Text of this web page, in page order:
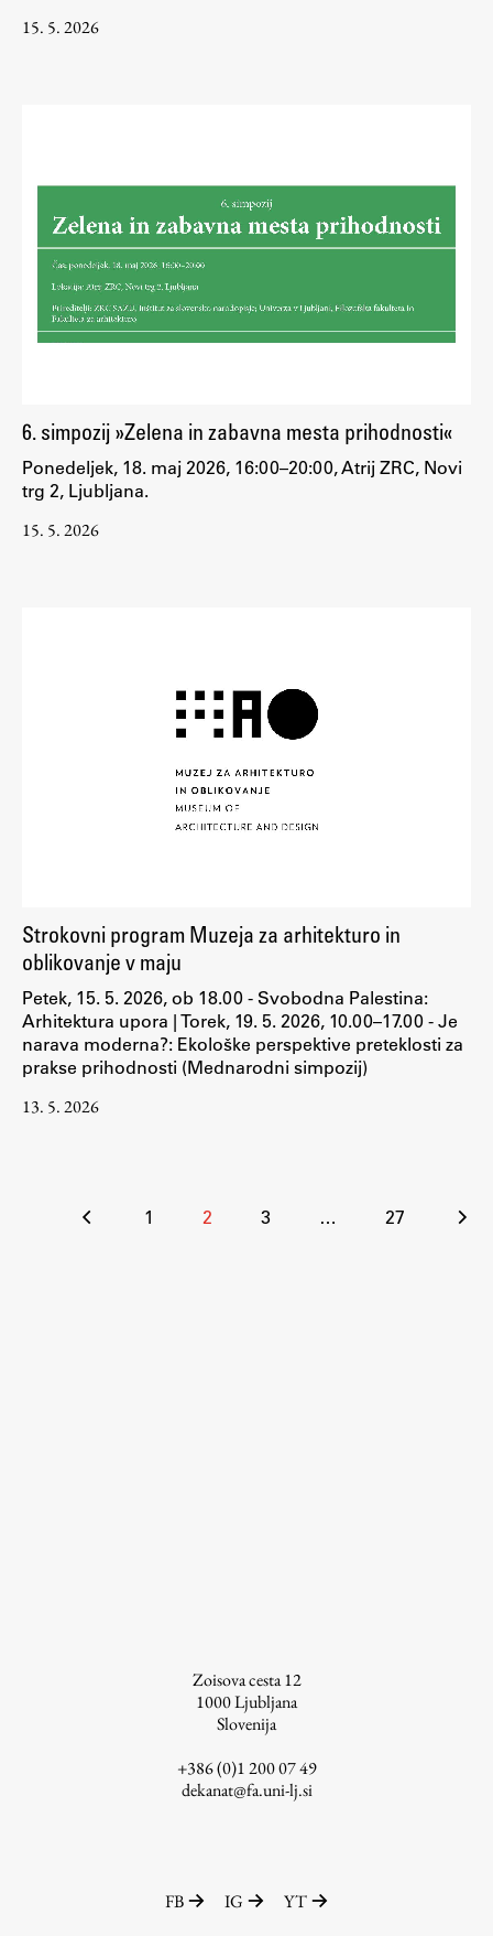
15. 5. 2026
6. simpozij »Zelena in zabavna mesta prihodnosti«
Ponedeljek, 18. maj 2026, 16:00–20:00, Atrij ZRC, Novi
trg 2, Ljubljana.
15. 5. 2026
Strokovni program Muzeja za arhitekturo in
oblikovanje v maju
Petek, 15. 5. 2026, ob 18.00 - Svobodna Palestina:
Arhitektura upora | Torek, 19. 5. 2026, 10.00–17.00 - Je
narava moderna?: Ekološke perspektive preteklosti za
prakse prihodnosti (Mednarodni simpozij)
13. 5. 2026
Številčenje
1 2 3 … 27
Zoisova cesta 12
1000Ljubljana
Slovenija
+386 (0)1 200 07 49
dekanat@fa.uni-lj.si
FB IG YT